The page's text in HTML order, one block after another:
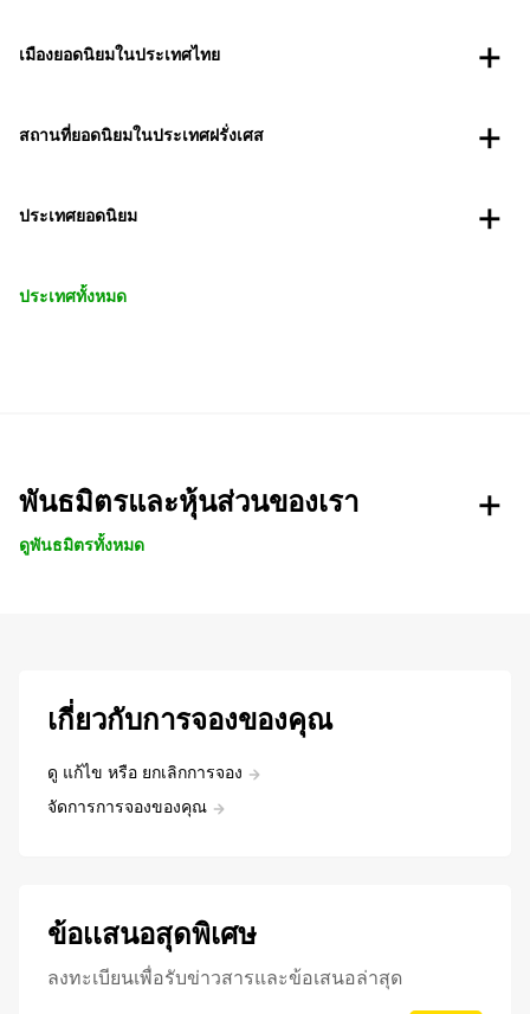
เมืองยอดนิยมในประเทศไทย
สถานที่ยอดนิยมในประเทศฝรั่งเศส
ประเทศยอดนิยม
ประเทศทั้งหมด
พันธมิตรและหุ้นส่วนของเรา
ดูพันธมิตรทั้งหมด
เกี่ยวกับการจองของคุณ
ดู แก้ไข หรือ ยกเลิกการจอง
จัดการการจองของคุณ
ข้อเเสนอสุดพิเศษ
ลงทะเบียนเพื่อรับข่าวสารและข้อเสนอล่าสุด